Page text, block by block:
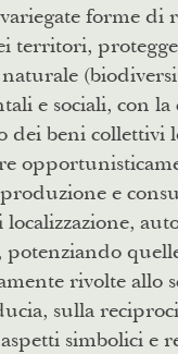
forme di
territori,
e sociali, con la
dei beni collettivi
e
potenziando
rivolte allo
sulla
simbolici e